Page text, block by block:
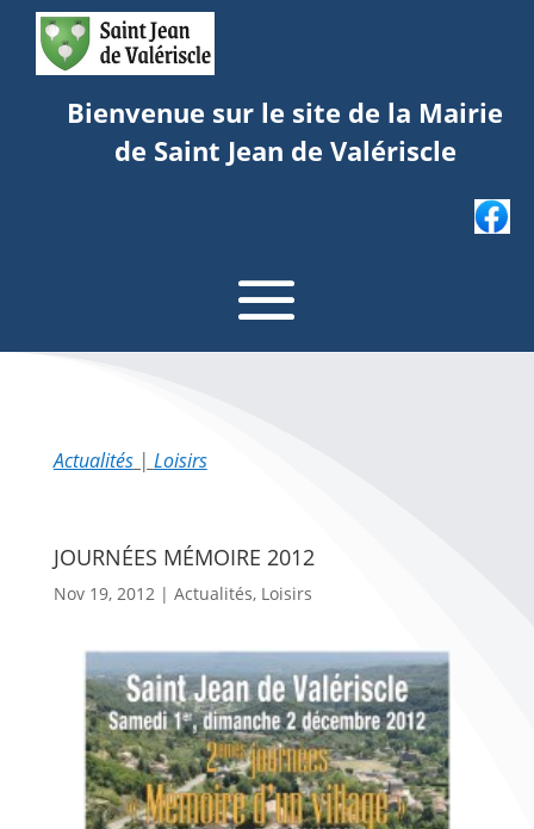
Bienvenue sur le site de la Mairie
de Saint Jean de Valériscle
Actualités| Loisirs
JOURNÉES MÉMOIRE 2012
Nov 19, 2012 | Actualités, Loisirs